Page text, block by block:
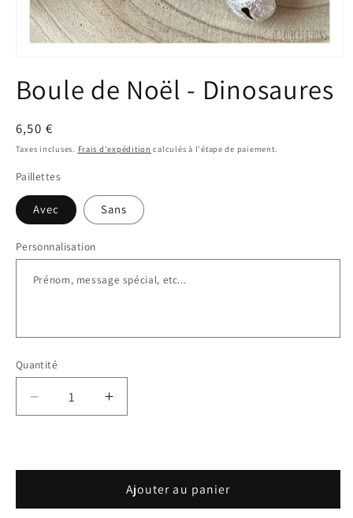
média
1
fenêtre
modale
Boule de Noël - Dinosaures
Prix
habituel
6,50 €
Taxes incluses. Frais d'expédition calculés à l'étape de paiement.
Paillettes
Avec Sans
Personnalisation
Quantité
Réduire
la
Boule
Noël
Augmenter
la
Boule
Noël
Ajouter au panier